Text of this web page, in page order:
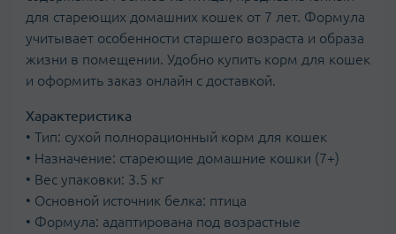
для стареющих домашних кошек от 7 лет. Формула
учитывает особенности старшего возраста и образа
жизни в помещении. Удобно купить корм для кошек
и оформить заказ онлайн с доставкой.
Характеристика
• Тип: сухой полнорационный корм для кошек
• Назначение: стареющие домашние кошки (7+)
• Вес упаковки: 3.5 кг
• Основной источник белка: птица
• Формула: адаптирована под возрастные